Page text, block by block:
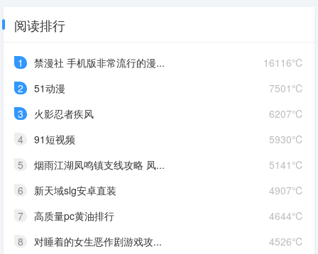
阅读排行
16116℃
1
禁漫社 手机版非常流行的漫...
7501℃
2
51动漫
6207℃
3
火影忍者疾风
5930℃
4
91短视频
5141℃
5
烟雨江湖凤鸣镇支线攻略 凤...
4907℃
6
新天域slg安卓直装
4644℃
7
高质量pc黄油排行
4526℃
8 对睡着的女生恶作剧游戏攻...